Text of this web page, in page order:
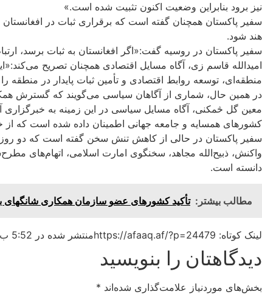
نیز برود بنابراین وضعیت اکنون تثبیت شده است.»
سفیر پاکستان همچنان گفته است که برقراری ثبات در
هند شود.
سفیر پاکستان در روسیه گفت:«اگر افغانستان به ثبات برسد،
امیدالله قاسم زی، آگاه مسایل اقتصادی همچنان تصریح
منطقه‌ای، توسعه روابط اقتصادی و تأمین ثبات پایدار در منطقه
در همین حال، شماری از آگاهان سیاسی می‌گویند که گسترش
معین گل څمکنی، آگاه مسایل سیاسی در این زمینه به خبرگزاری
کشورهای همسایه و جامعه جهانی اطمینان داده شده است که از
سفیر پاکستان در حالی از کاهش تنش سخن گفته است که دو روز
واکنش، ذبیح‌الله مجاهد، سخنگوی امارت اسلامی، اتهام‌های
دانسته است.
مطالب بیشتر: تأکید کشورهای عضو سازمان همکاری شانگهای
لینک کوتاه: https://afaaq.af/?p=24479 منتشر شده در 5:52 ب.ظ
دیدگاهتان را بنویسید
بخش‌های موردنیاز علامت‌گذاری شده‌اند *